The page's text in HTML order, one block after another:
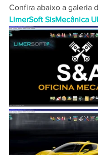
Confira abaixo a galeria
LimerSoft SisMecânica